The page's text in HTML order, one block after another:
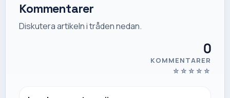
Kommentarer
Diskutera artikeln i tråden nedan.
0
KOMMENTARER
☆ ☆ ☆ ☆ ☆